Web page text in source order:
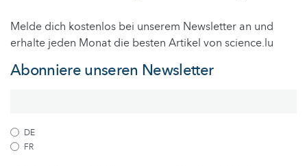
Melde dich kostenlos bei unserem Newsletter an und
erhalte jeden Monat die besten Artikel von science.lu
Abonniere unseren Newsletter
DE
FR